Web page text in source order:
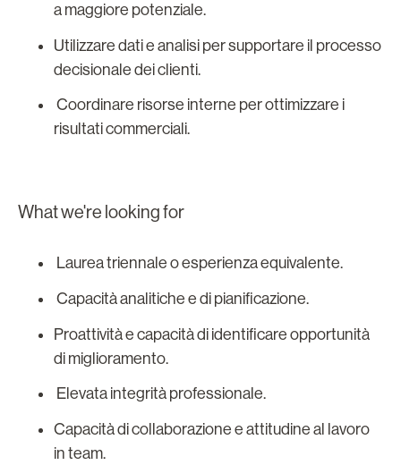
a maggiore potenziale.
Utilizzare dati e analisi per supportare il processo
decisionale dei clienti.
Coordinare risorse interne per ottimizzare i
risultati commerciali.
What we're looking for
Laurea triennale o esperienza equivalente.
Capacità analitiche e di pianificazione.
Proattività e capacità di identificare opportunità
di miglioramento.
Elevata integrità professionale.
Capacità di collaborazione e attitudine al lavoro
in team.